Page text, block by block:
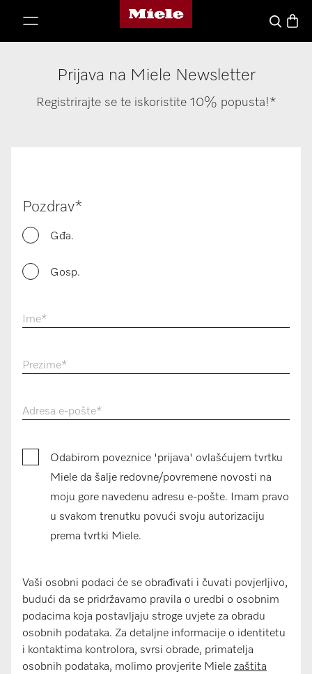
Miele's homepage
Pretraga
Prijava na Miele Newsletter
Registrirajte se te iskoristite 10% popusta!*
Pozdrav*
Gđa.
Gosp.
Ime*
Prezime*
Adresa e-pošte*
Odabirom poveznice 'prijava' ovlašćujem tvrtku
Miele da šalje redovne/povremene novosti na
moju gore navedenu adresu e-pošte. Imam pravo
u svakom trenutku povući svoju autorizaciju
prema tvrtki Miele.
Vaši osobni podaci će se obrađivati i čuvati povjerljivo,
budući da se pridržavamo pravila o uredbi o osobnim
podacima koja postavljaju stroge uvjete za obradu
osobnih podataka. Za detaljne informacije o identitetu
i kontaktima kontrolora, svrsi obrade, primatelja
osobnih podataka, molimo provjerite Miele zaštita